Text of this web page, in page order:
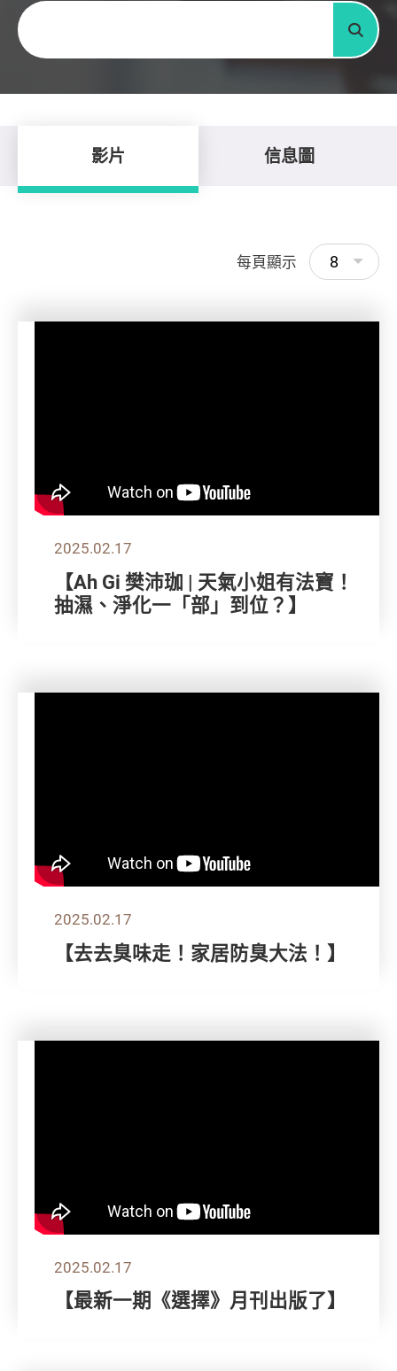
關鍵字
搜尋
影片 信息圖
每頁顯示 8
2025.02.17
【Ah Gi 樊沛珈 | 天氣小姐有法寶！
抽濕、淨化一「部」到位？】
2025.02.17
【去去臭味走！家居防臭大法！】
2025.02.17
【最新一期《選擇》月刊出版了】